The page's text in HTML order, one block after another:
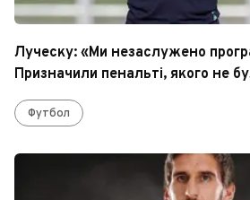
Луческу: «Ми незаслужено
Призначили пенальті, якого не
Футбол